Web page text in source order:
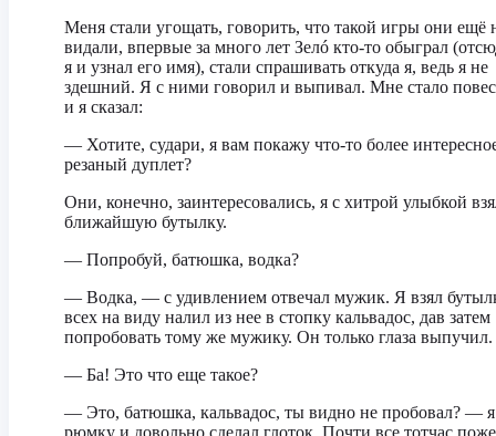
Меня стали угощать, говорить, что такой игры они ещё
видали, впервые за много лет Зелó кто-то обыграл
я и узнал его имя), стали спрашивать откуда я, ведь я не
здешний. Я с ними говорил и выпивал. Мне стало
и я сказал:
— Хотите, судари, я вам покажу что-то более
резаный дуплет?
Они, конечно, заинтересовались, я с хитрой улыбкой
ближайшую бутылку.
— Попробуй, батюшка, водка?
— Водка, — с удивлением отвечал мужик. Я взял
всех на виду налил из нее в стопку кальвадос, дав затем
попробовать тому же мужику. Он только глаза выпучил.
— Ба! Это что еще такое?
— Это, батюшка, кальвадос, ты видно не пробовал? — я
рюмку и довольно сделал глоток. Почти все тотчас